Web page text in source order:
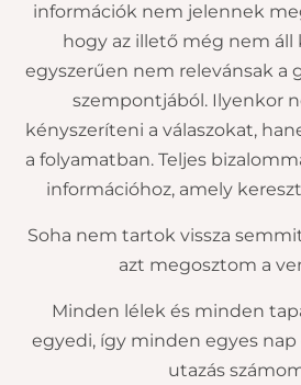
információk nem jelennek
hogy az illető még nem áll
egyszerűen nem relevánsak a
szempontjából. Ilyenkor
kényszeríteni a válaszokat,
a folyamatban. Teljes
információhoz, amely
Soha nem tartok vissza
azt megosztom a
Minden lélek és minden
egyedi, így minden egyes nap
utazás